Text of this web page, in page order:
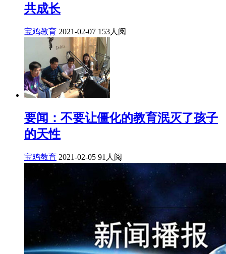
共成长
宝鸡教育 2021-02-07 153人阅
要闻：不要让僵化的教育泯灭了孩子
的天性
宝鸡教育 2021-02-05 91人阅